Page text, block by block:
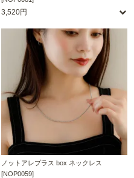
3,520円
ノットアレプラス box ネックレス
[NOP0059]